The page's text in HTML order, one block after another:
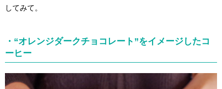
してみて。
・“オレンジダークチョコレート”をイメージしたコ
ーヒー